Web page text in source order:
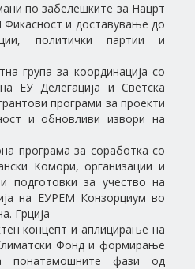
по забелешките за Нацрт
и доставување до
политички партии и
група за координација со
ЕУ Делегација и Светска
програми за проекти
и обновливи извори на
програма за соработка со
Комори, организации и
подготовки за учество на
на ЕУРЕМ Конзорциум во
Грција
концепт и аплицирање на
Фонд и формирање
понатамошните фази од